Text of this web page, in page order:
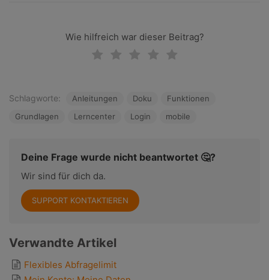
Wie hilfreich war dieser Beitrag?
Schlagworte: Anleitungen Doku
Funktionen
Grundlagen
Lerncenter Login mobile
Deine Frage wurde nicht beantwortet 🤔?
Wir sind für dich da.
SUPPORT KONTAKTIEREN
Verwandte Artikel
Flexibles Abfragelimit